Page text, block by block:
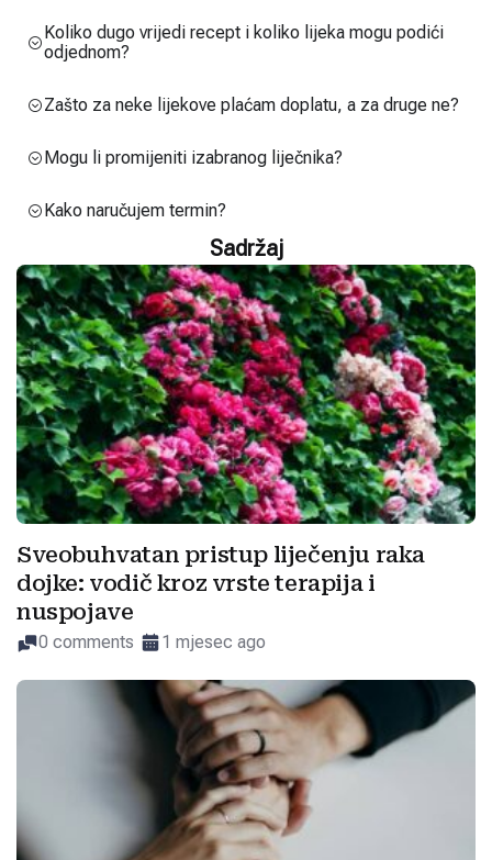
Koliko dugo vrijedi recept i koliko lijeka mogu podići
odjednom?
Zašto za neke lijekove plaćam doplatu, a za druge ne?
Mogu li promijeniti izabranog liječnika?
Kako naručujem termin?
Sadržaj
Sveobuhvatan pristup liječenju raka
dojke: vodič kroz vrste terapija i
nuspojave
0 comments 1 mjesec ago